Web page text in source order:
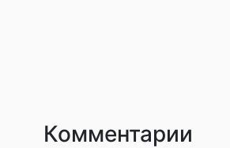
Комментарии